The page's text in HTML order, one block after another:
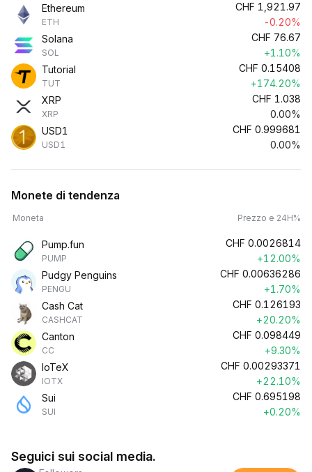
Ethereum
ETH
CHF 1,921.97
-0.20%
Solana
SOL
CHF 76.67
+1.10%
Tutorial
TUT
CHF 0.15408
+174.20%
XRP
XRP
CHF 1.038
0.00%
USD1
USD1
CHF 0.999681
0.00%
Monete di tendenza
Moneta Prezzo e 24H%
Pump.fun
PUMP
CHF 0.0026814
+12.00%
Pudgy Penguins
PENGU
CHF 0.00636286
+1.70%
Cash Cat
CASHCAT
CHF 0.126193
+20.20%
Canton
CC
CHF 0.098449
+9.30%
IoTeX
IOTX
CHF 0.00293371
+22.10%
Sui
SUI
CHF 0.695198
+0.20%
Seguici sui social media.